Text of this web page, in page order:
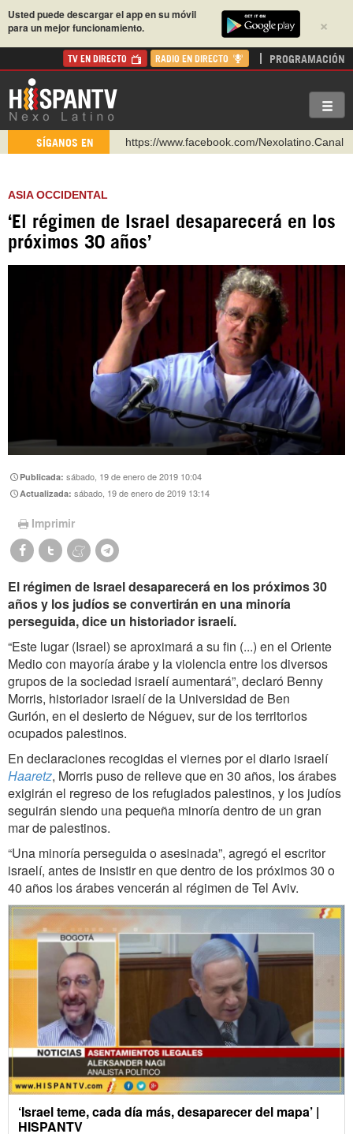
×
Usted puede descargar el app en su móvil
para un mejor funcionamiento.
TV EN DIRECTO RADIO EN DIRECTO PROGRAMACIÓN
SÍGANOS EN https://www.facebook.com/Nexolatino.Canal
https://www.youtube.com/@nexo_latino
https://urmedium.com/c/hispantv
WhatsApp y Viber: +98 921 79 29 404
ASIA OCCIDENTAL
‘El régimen de Israel desaparecerá en los
próximos 30 años’
Publicada:sábado, 19 de enero de 2019 10:04
Actualizada:sábado, 19 de enero de 2019 13:14
Imprimir
El régimen de Israel desaparecerá en los próximos 30
años y los judíos se convertirán en una minoría
perseguida, dice un historiador israelí.
“Este lugar (Israel) se aproximará a su fin (...) en el Oriente
Medio con mayoría árabe y la violencia entre los diversos
grupos de la sociedad israelí aumentará”, declaró Benny
Morris, historiador israelí de la Universidad de Ben
Gurión, en el desierto de Néguev, sur de los territorios
ocupados palestinos.
En declaraciones recogidas el viernes por el diario israelí
Haaretz, Morris puso de relieve que en 30 años, los árabes
exigirán el regreso de los refugiados palestinos, y los judíos
seguirán siendo una pequeña minoría dentro de un gran
mar de palestinos.
“Una minoría perseguida o asesinada”, agregó el escritor
israelí, antes de insistir en que dentro de los próximos 30 o
40 años los árabes vencerán al régimen de Tel Aviv.
‘Israel teme, cada día más, desaparecer del mapa’ |
HISPANTV